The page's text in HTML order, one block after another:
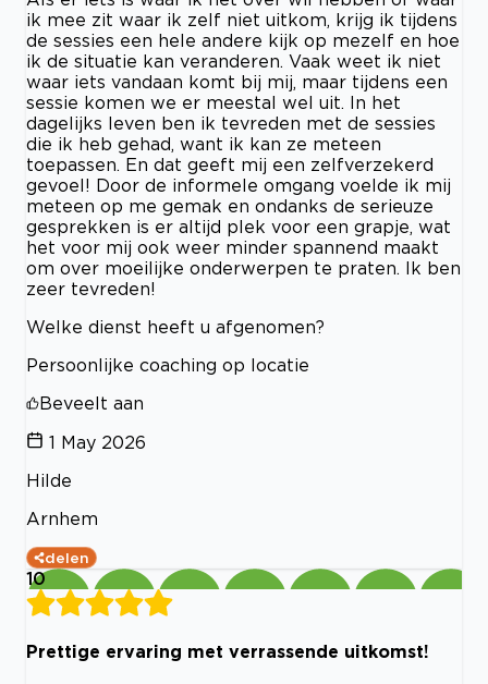
ik mee zit waar ik zelf niet uitkom, krijg ik tijdens
de sessies een hele andere kijk op mezelf en hoe
ik de situatie kan veranderen. Vaak weet ik niet
waar iets vandaan komt bij mij, maar tijdens een
sessie komen we er meestal wel uit. In het
dagelijks leven ben ik tevreden met de sessies
die ik heb gehad, want ik kan ze meteen
toepassen. En dat geeft mij een zelfverzekerd
gevoel! Door de informele omgang voelde ik mij
meteen op me gemak en ondanks de serieuze
gesprekken is er altijd plek voor een grapje, wat
het voor mij ook weer minder spannend maakt
om over moeilijke onderwerpen te praten. Ik ben
zeer tevreden!
Welke dienst heeft u afgenomen?
Persoonlijke coaching op locatie
Beveelt aan
1 May 2026
Hilde
Arnhem
delen
10
Prettige ervaring met verrassende uitkomst!